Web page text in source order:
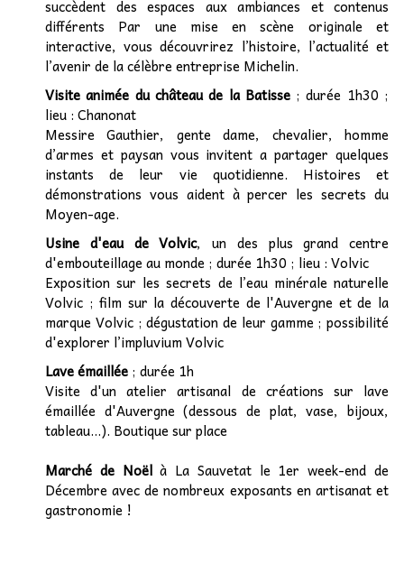
succèdent des espaces aux ambiances et contenus
différents Par une mise en scène originale et
interactive, vous découvrirez l’histoire, l’actualité et
l’avenir de la célèbre entreprise Michelin.
Visite animée du château de la Batisse; durée 1h30 ;
lieu : Chanonat
Messire Gauthier, gente dame, chevalier, homme
d’armes et paysan vous invitent a partager quelques
instants de leur vie quotidienne. Histoires et
démonstrations vous aident à percer les secrets du
Moyen-age.
Usine d'eau de Volvic, un des plus grand centre
d'embouteillage au monde ; durée 1h30 ; lieu : Volvic
Exposition sur les secrets de l’eau minérale naturelle
Volvic ; film sur la découverte de l'Auvergne et de la
marque Volvic ; dégustation de leur gamme ; possibilité
d'explorer l’impluvium Volvic
Lave émaillée ; durée 1h
Visite d'un atelier artisanal de créations sur lave
émaillée d'Auvergne (dessous de plat, vase, bijoux,
tableau...). Boutique sur place
Marché de Noëlà La Sauvetat le 1er week-end de
Décembre avec de nombreux exposants en artisanat et
gastronomie !